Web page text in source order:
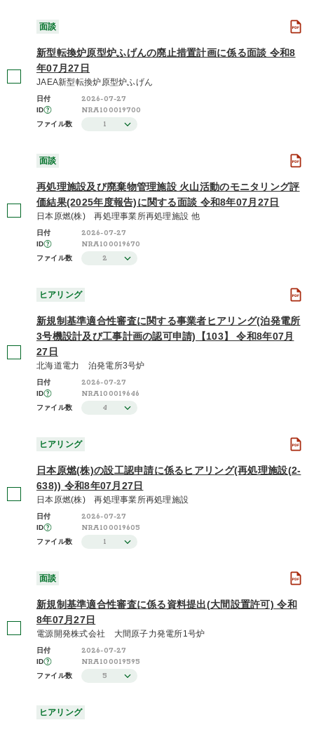
面談
新型転換炉原型炉ふげんの廃止措置計画に係る面談 令和8
年07月27日
JAEA新型転換炉原型炉ふげん
日付 2026-07-27
ID NRA100019700
ファイル数 1
面談
再処理施設及び廃棄物管理施設 火山活動のモニタリング評
価結果(2025年度報告)に関する面談 令和8年07月27日
日本原燃(株) 再処理事業所再処理施設 他
日付 2026-07-27
ID NRA100019670
ファイル数 2
ヒアリング
新規制基準適合性審査に関する事業者ヒアリング(泊発電所
3号機設計及び工事計画の認可申請)【103】 令和8年07月
27日
北海道電力 泊発電所3号炉
日付 2026-07-27
ID NRA100019646
ファイル数 4
ヒアリング
日本原燃(株)の設工認申請に係るヒアリング(再処理施設(2-
638)) 令和8年07月27日
日本原燃(株) 再処理事業所再処理施設
日付 2026-07-27
ID NRA100019605
ファイル数 1
面談
新規制基準適合性審査に係る資料提出(大間設置許可) 令和
8年07月27日
電源開発株式会社 大間原子力発電所1号炉
日付 2026-07-27
ID NRA100019595
ファイル数 5
ヒアリング